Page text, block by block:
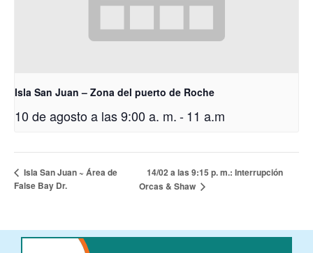
Isla San Juan – Zona del puerto de Roche
10 de agosto a las 9:00 a. m.-11 a.m
Isla San Juan ~ Área de
False Bay Dr.
14/02 a las 9:15 p. m.: Interrupción
Orcas & Shaw